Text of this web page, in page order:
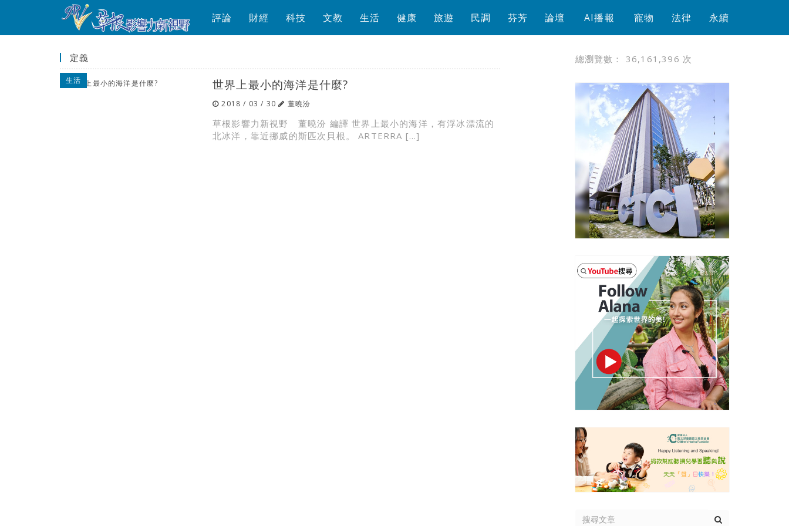
評論 財經 科技 文教 生活 健康 旅遊 民調 芬芳 論壇 AI播報 寵物 法律 永續
定義
生活 世界上最小的海洋是什麼?
2018 / 03 / 30 董曉汾
草根影響力新視野 董曉汾 編譯 世界上最小的海洋，有浮冰漂流的
北冰洋，靠近挪威的斯匹次貝根。 ARTERRA […]
總瀏覽數： 36,161,396 次